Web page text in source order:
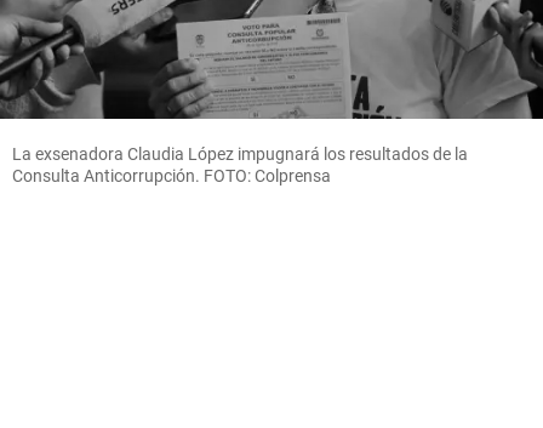
La exsenadora Claudia López impugnará los resultados de la
Consulta Anticorrupción. FOTO: Colprensa